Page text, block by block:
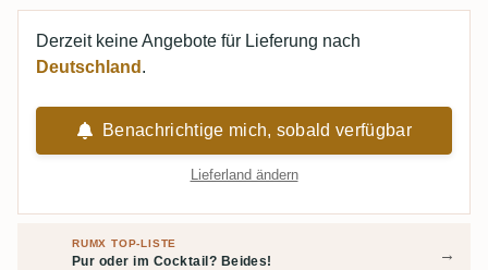
Derzeit keine Angebote für Lieferung nach
Deutschland .
Benachrichtige mich, sobald verfügbar
Lieferland ändern
RUMX TOP-LISTE
Pur oder im Cocktail? Beides! →